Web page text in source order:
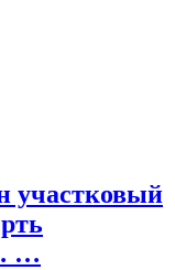
участковый
…